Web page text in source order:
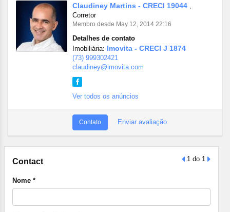
Claudiney Martins - CRECI 19044
Corretor
Membro desde May 12, 2014 22:16
Detalhes de contato
Imobiliária: Imovita - CRECI J 1874
(73) 999302421
claudiney@imovita.com
Ver todos os anúncios
Contato Enviar avaliação
1 do 1
Contact
Nome *